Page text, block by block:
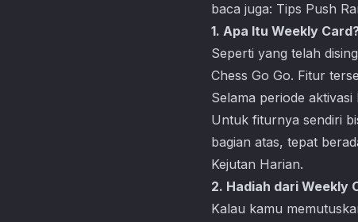
baca juga: Tips Push
1. Apa Itu Weekly
Seperti yang telah
Chess Go Go. Fitur
Selama periode
Untuk fiturnya sendiri
bagian atas, tepat
Kejutan Harian.
2. Hadiah dari Weekly
Kalau kamu